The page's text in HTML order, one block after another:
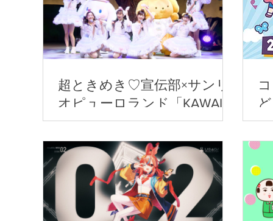
超ときめき♡宣伝部×サンリ
オピューロランド「KAWAII
FESTIVAL」